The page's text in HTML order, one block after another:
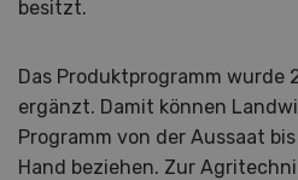
besitzt.
Das Produktprogramm wurde
ergänzt. Damit können
Programm von der Aussaat
Hand beziehen. Zur